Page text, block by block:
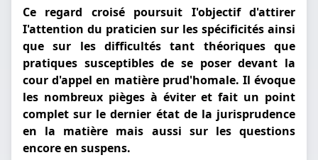
Ce regard croisé poursuit I'objectif d'attirer
I'attention du praticien sur les spécificités ainsi
que sur les difficultés tant théoriques que
pratiques susceptibles de se poser devant la
cour d'appel en matière prud'homale. Il évoque
les nombreux pièges à éviter et fait un point
complet sur le dernier état de la jurisprudence
en la matière mais aussi sur les questions
encore en suspens.